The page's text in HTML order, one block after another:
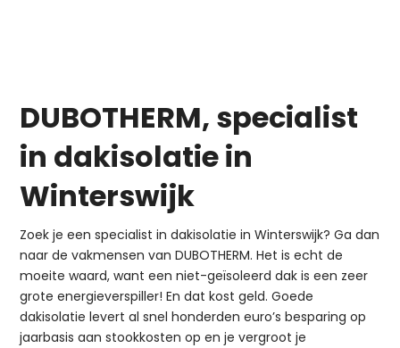
DUBOTHERM, specialist
in dakisolatie in
Winterswijk
Zoek je een specialist in dakisolatie in Winterswijk? Ga dan
naar de vakmensen van DUBOTHERM. Het is echt de
moeite waard, want een niet-geïsoleerd dak is een zeer
grote energieverspiller! En dat kost geld. Goede
dakisolatie levert al snel honderden euro’s besparing op
jaarbasis aan stookkosten op en je vergroot je